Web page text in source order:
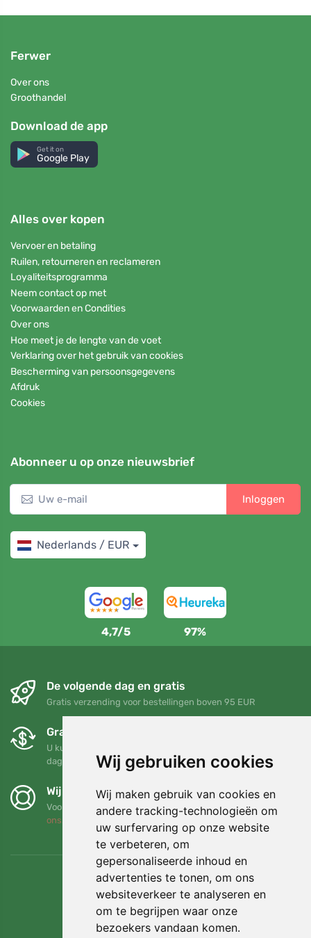
Wij gebruiken cookies
Wij maken gebruik van cookies en
andere tracking-technologieën om
uw surfervaring op onze website
te verbeteren, om
gepersonaliseerde inhoud en
advertenties te tonen, om ons
websiteverkeer te analyseren en
om te begrijpen waar onze
bezoekers vandaan komen.
Ferwer
Over ons
Groothandel
Download de app
Get it on
Google Play
Alles over kopen
Vervoer en betaling
Ruilen, retourneren en reclameren
Loyaliteitsprogramma
Neem contact op met
Voorwaarden en Condities
Over ons
Hoe meet je de lengte van de voet
Verklaring over het gebruik van cookies
Bescherming van persoonsgegevens
Afdruk
Cookies
Abonneer u op onze nieuwsbrief
Inloggen
Nederlands / EUR
4,7/5 97%
De volgende dag en gratis
Gratis verzending voor bestellingen boven 95 EUR
Gratis ruilen en retourneren
U kunt uw bestelling op elk gewenst moment binnen 90
dagen retourneren of ruilen
Wij steunen Trees.org
Voor elke bestelling planten we een boom! Lees meer Over
ons